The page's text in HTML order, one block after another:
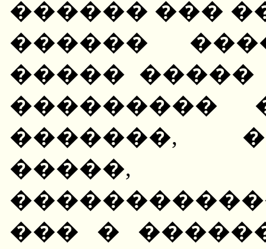
������ ���
������
�����
���������
�������,
�����,
��� �